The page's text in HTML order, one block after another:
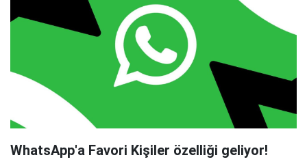
WhatsApp'a Favori Kişiler özelliği geliyor!